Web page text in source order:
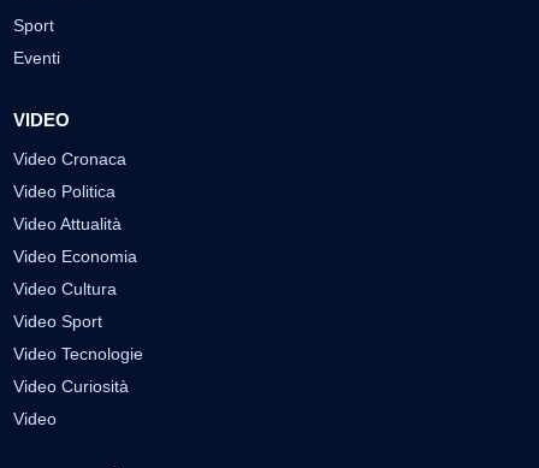
Sport
Eventi
VIDEO
Video Cronaca
Video Politica
Video Attualità
Video Economia
Video Cultura
Video Sport
Video Tecnologie
Video Curiosità
Video